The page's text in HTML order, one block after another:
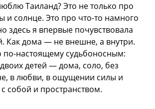
Таиланд? Это не только про
и солнце. Это про что-то намного
здесь я впервые почувствовала
Как дома — не внешне, а внутри.
по-настоящему судьбоносным:
детей — дома, соло, без
в любви, в ощущении силы и
собой и пространством.